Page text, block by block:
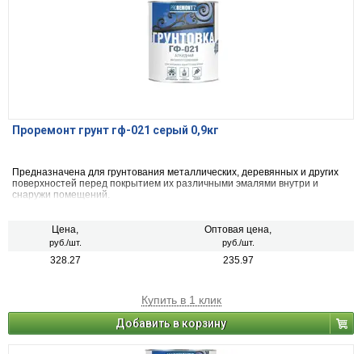
Проремонт грунт гф-021 серый 0,9кг
Предназначена для грунтования металлических, деревянных и других
поверхностей перед покрытием их различными эмалями внутри и
снаружи помещений.
Цена,
руб./шт.
Оптовая цена,
руб./шт.
328.27 235.97
Купить в 1 клик
Добавить в корзину